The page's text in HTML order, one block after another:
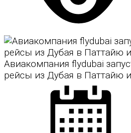
Авиакомпания flydubai
рейсы из Дубая в Паттайю